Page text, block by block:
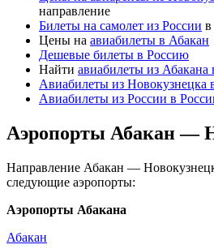
направление
Билеты на самолет из России в
Цены на авиабилеты в Абакан
Дешевые билеты в Россию
Найти авиабилеты из Абакана
Авиабилеты из Новокузнецка
Авиабилеты из России в
Аэропорты Абакан —
Направление Абакан —
следующие аэропорты:
Аэропорты Абакана
Абакан